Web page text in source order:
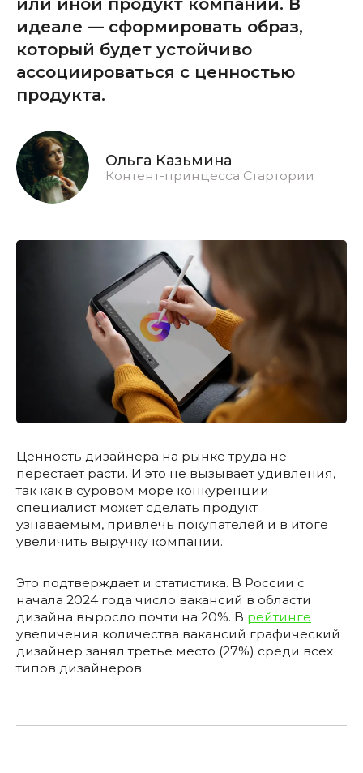
идеале — сформировать образ,
который будет устойчиво
ассоциироваться с ценностью
продукта.
Ольга Казьмина
Контент-принцесса Стартории
Ценность дизайнера на рынке труда не
перестает расти. И это не вызывает удивления,
так как в суровом море конкуренции
специалист может сделать продукт
узнаваемым, привлечь покупателей и в итоге
увеличить выручку компании.
Это подтверждает и статистика. В России с
начала 2024 года число вакансий в области
дизайна выросло почти на 20%. В рейтинге
увеличения количества вакансий графический
дизайнер занял третье место (27%) среди всех
типов дизайнеров.